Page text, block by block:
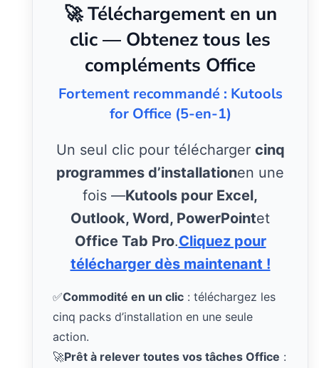
🚀 Téléchargement en un
clic — Obtenez tous les
compléments Office
Fortement recommandé : Kutools
for Office (5-en-1)
Un seul clic pour télécharger cinq
programmes d’installationen une
fois —Kutools pour Excel,
Outlook, Word, PowerPointet
Office Tab Pro.Cliquez pour
télécharger dès maintenant !
✅Commodité en un clic : téléchargez les
cinq packs d’installation en une seule
action.
🚀Prêt à relever toutes vos tâches Office :